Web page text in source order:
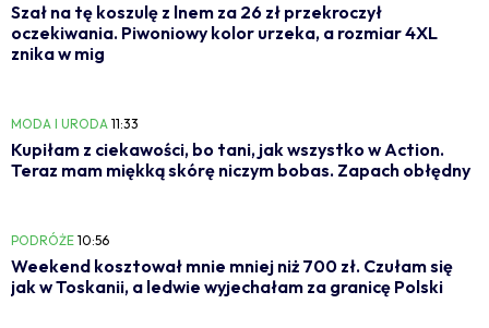
Szał na tę koszulę z lnem za 26 zł przekroczył
oczekiwania. Piwoniowy kolor urzeka, a rozmiar 4XL
znika w mig
MODA I URODA 11:33
Kupiłam z ciekawości, bo tani, jak wszystko w Action.
Teraz mam miękką skórę niczym bobas. Zapach obłędny
PODRÓŻE 10:56
Weekend kosztował mnie mniej niż 700 zł. Czułam się
jak w Toskanii, a ledwie wyjechałam za granicę Polski